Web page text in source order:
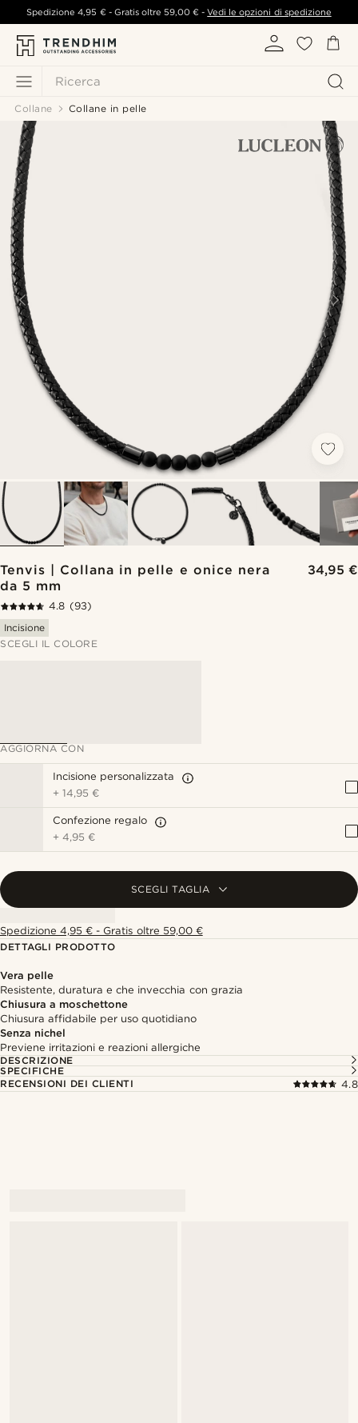
Ricerca
Spedizione4,95 €- Gratis oltre 59,00 € -Vedi le opzioni di spedizione
Collane Collane in pelle
Tenvis | Collana in pelle e onice nera
da 5 mm
34,95 €
4.8 (93)
Incisione
SCEGLI IL COLORE
AGGIORNA CON
Incisione personalizzata
+14,95 €
Confezione regalo
+4,95 €
SCEGLI TAGLIA
Spedizione 4,95 € - Gratis oltre 59,00 €
DETTAGLI PRODOTTO
Vera pelle
Resistente, duratura e che invecchia con grazia
Chiusura a moschettone
Chiusura affidabile per uso quotidiano
Senza nichel
Previene irritazioni e reazioni allergiche
DESCRIZIONE
SPECIFICHE
RECENSIONI DEI CLIENTI
4.8